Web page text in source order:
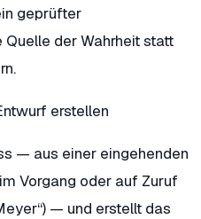
geprüfter
der Wahrheit statt
erstellen
— aus einer eingehenden
Vorgang oder auf Zuruf
— und erstellt das